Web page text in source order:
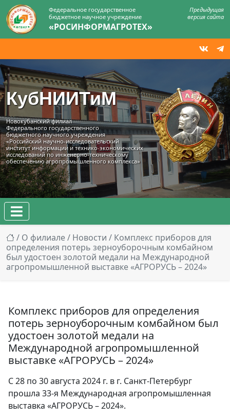
Федеральное государственное
бюджетное научное учреждение
«РОСИНФОРМАГРОТЕХ»
Предыдущая
версия сайта
КубНИИТиМ
Новокубанский филиал
Федерального государственного
бюджетного научного учреждения
«Российский научно-исследовательский
институт информации и технико‑экономических
исследований по инженерно‑техническому
обеспечению агропромышленного комплекса»
/ О филиале/ Новости / Комплекс приборов для
определения потерь зерноуборочным комбайном
был удостоен золотой медали на Международной
агропромышленной выставке «АГРОРУСЬ – 2024»
Комплекс приборов для определения
потерь зерноуборочным комбайном был
удостоен золотой медали на
Международной агропромышленной
выставке «АГРОРУСЬ – 2024»
С 28 по 30 августа 2024 г. в г. Санкт-Петербург
прошла 33-я Международная агропромышленная
выставка «АГРОРУСЬ – 2024».